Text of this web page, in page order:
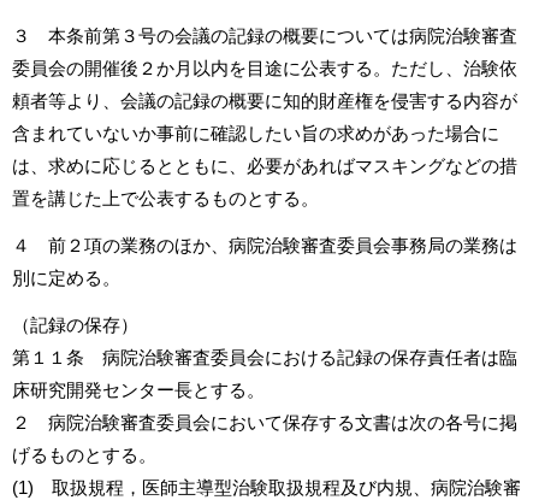
３ 本条前第３号の会議の記録の概要については病院治験審査
委員会の開催後２か月以内を目途に公表する。ただし、治験依
頼者等より、会議の記録の概要に知的財産権を侵害する内容が
含まれていないか事前に確認したい旨の求めがあった場合に
は、求めに応じるとともに、必要があればマスキングなどの措
置を講じた上で公表するものとする。
４ 前２項の業務のほか、病院治験審査委員会事務局の業務は
別に定める。
（記録の保存）
第１１条 病院治験審査委員会における記録の保存責任者は臨
床研究開発センター長とする。
２ 病院治験審査委員会において保存する文書は次の各号に掲
げるものとする。
(1) 取扱規程，医師主導型治験取扱規程及び内規、病院治験審